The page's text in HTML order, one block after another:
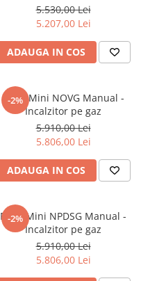
5.530,00 Lei
5.207,00 Lei
ADAUGA IN COS
-2%
Patio Mini NOVG Manual -
Incalzitor pe gaz
5.910,00 Lei
5.806,00 Lei
ADAUGA IN COS
-2%
Patio Mini NPDSG Manual -
Incalzitor pe gaz
5.910,00 Lei
5.806,00 Lei